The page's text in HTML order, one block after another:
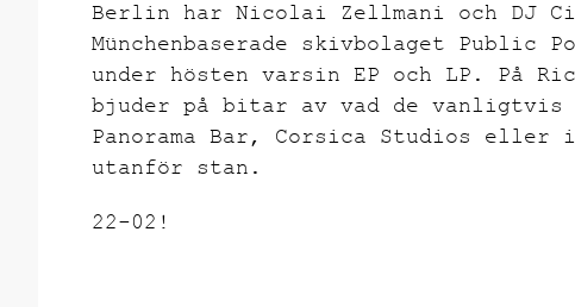
Berlin har Nicolai Zellmani och DJ
Münchenbaserade skivbolaget Public
under hösten varsin EP och LP. På
bjuder på bitar av vad de vanligtvis
Panorama Bar, Corsica Studios
utanför stan.
22-02!